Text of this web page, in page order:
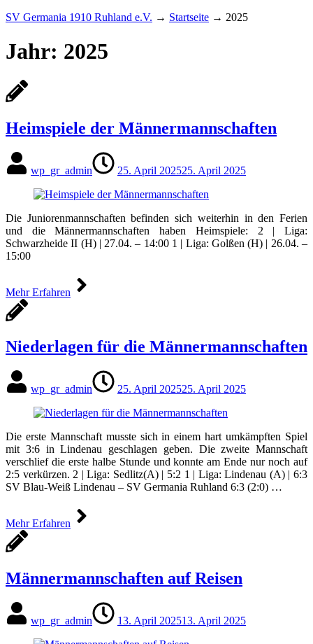
SV Germania 1910 Ruhland e.V. → Startseite → 2025
Jahr: 2025
Heimspiele der Männermannschaften
wp_gr_admin 25. April 202525. April 2025
Die Juniorenmannschaften befinden sich weiterhin in den Ferien
und die Männermannschaften haben Heimspiele: 2 | Liga:
Schwarzheide II (H) | 27.04. – 14:00 1 | Liga: Golßen (H) | 26.04. –
15:00
Mehr Erfahren
Niederlagen für die Männermannschaften
wp_gr_admin 25. April 202525. April 2025
Die erste Mannschaft musste sich in einem hart umkämpften Spiel
mit 3:6 in Lindenau geschlagen geben. Die zweite Mannschaft
verschlief die erste halbe Stunde und konnte am Ende nur noch auf
2:5 verkürzen. 2 | Liga: Sedlitz(A) | 5:2 1 | Liga: Lindenau (A) | 6:3
SV Blau-Weiß Lindenau – SV Germania Ruhland 6:3 (2:0) …
Mehr Erfahren
Männermannschaften auf Reisen
wp_gr_admin 13. April 202513. April 2025